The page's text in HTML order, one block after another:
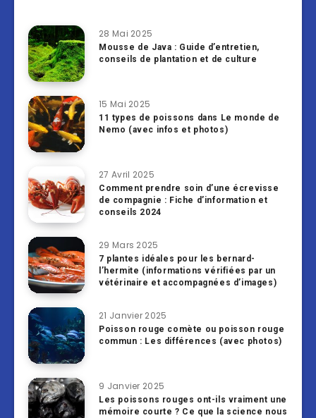
28 Mai 2025
Mousse de Java : Guide d’entretien,
conseils de plantation et de culture
15 Mai 2025
11 types de poissons dans Le monde de
Nemo (avec infos et photos)
27 Avril 2025
Comment prendre soin d’une écrevisse
de compagnie : Fiche d’information et
conseils 2024
29 Mars 2025
7 plantes idéales pour les bernard-
l’hermite (informations vérifiées par un
vétérinaire et accompagnées d’images)
21 Janvier 2025
Poisson rouge comète ou poisson rouge
commun : Les différences (avec photos)
9 Janvier 2025
Les poissons rouges ont-ils vraiment une
mémoire courte ? Ce que la science nous